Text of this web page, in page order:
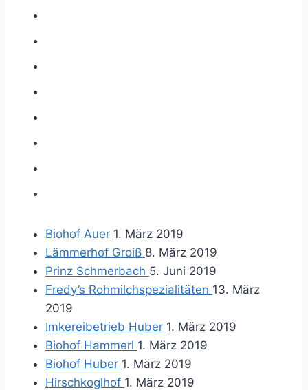
Biohof Auer 1. März 2019
Lämmerhof Groiß 8. März 2019
Prinz Schmerbach 5. Juni 2019
Fredy’s Rohmilchspezialitäten 13. März
2019
Imkereibetrieb Huber 1. März 2019
Biohof Hammerl 1. März 2019
Biohof Huber 1. März 2019
Hirschkoglhof 1. März 2019